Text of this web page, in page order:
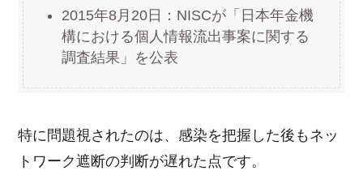
2015年8月20日：NISCが「日本年金機
構における個人情報流出事案に関する
調査結果」を公表
特に問題視されたのは、感染を把握した後もネッ
トワーク遮断の判断が遅れた点です。